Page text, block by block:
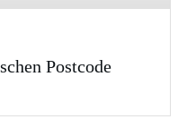
Postcode